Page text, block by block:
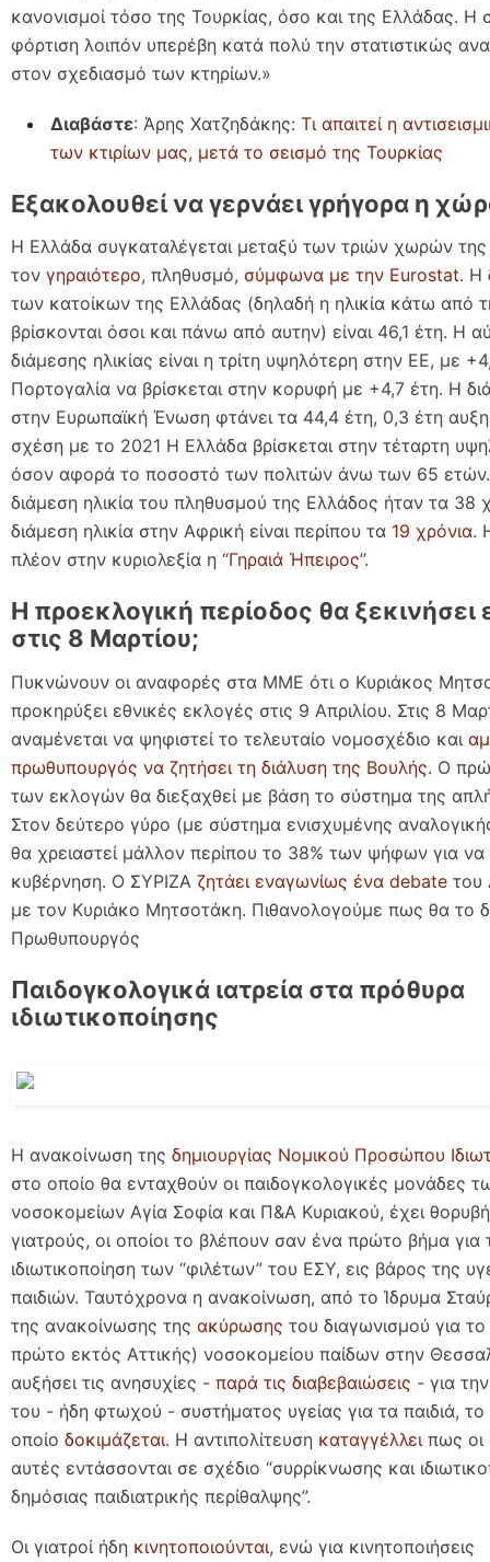
κανονισμοί τόσο της Τουρκίας, όσο και της Ελλάδας. Η
φόρτιση λοιπόν υπερέβη κατά πολύ την στατιστικώς
στον σχεδιασμό των κτηρίων.»
Διαβάστε: Άρης Χατζηδάκης: Τι απαιτεί η
των κτιρίων μας, μετά το σεισμό της Τουρκίας
Εξακολουθεί να γερνάει γρήγορα η
Η Ελλάδα συγκαταλέγεται μεταξύ των τριών χωρών
τον γηραιότερο, πληθυσμό, σύμφωνα με την Eurostat. Η
των κατοίκων της Ελλάδας (δηλαδή η ηλικία κάτω από
βρίσκονται όσοι και πάνω από αυτην) είναι 46,1 έτη. Η
διάμεσης ηλικίας είναι η τρίτη υψηλότερη στην ΕΕ, με
Πορτογαλία να βρίσκεται στην κορυφή με +4,7 έτη. Η
στην Ευρωπαϊκή Ένωση φτάνει τα 44,4 έτη, 0,3 έτη
σχέση με το 2021 Η Ελλάδα βρίσκεται στην τέταρτη
όσον αφορά το ποσοστό των πολιτών άνω των 65
διάμεση ηλικία του πληθυσμού της Ελλάδος ήταν τα 38
διάμεση ηλικία στην Αφρική είναι περίπου τα 19 χρόνια.
πλέον στην κυριολεξία η “Γηραιά Ήπειρος”.
Η προεκλογική περίοδος θα ξεκινήσει
στις 8 Μαρτίου;
Πυκνώνουν οι αναφορές στα ΜΜΕ ότι ο Κυριάκος
προκηρύξει εθνικές εκλογές στις 9 Απριλίου. Στις 8
αναμένεται να ψηφιστεί το τελευταίο νομοσχέδιο και
πρωθυπουργός να ζητήσει τη διάλυση της Βουλής. Ο
των εκλογών θα διεξαχθεί με βάση το σύστημα της
Στον δεύτερο γύρο (με σύστημα ενισχυμένης
θα χρειαστεί μάλλον περίπου το 38% των ψήφων για να
κυβέρνηση. O ΣΥΡΙΖΑ ζητάει εναγωνίως ένα debate του
με τον Κυριάκο Μητσοτάκη. Πιθανολογούμε πως θα το
Πρωθυπουργός
Παιδογκολογικά ιατρεία στα πρόθυρα
ιδιωτικοποίησης
Η ανακοίνωση της δημιουργίας Νομικού Προσώπου
στο οποίο θα ενταχθούν οι παιδογκολογικές μονάδες
νοσοκομείων Αγία Σοφία και Π&Α Κυριακού, έχει
γιατρούς, οι οποίοι το βλέπουν σαν ένα πρώτο βήμα για
ιδιωτικοποίηση των “φιλέτων” του ΕΣΥ, εις βάρος της
παιδιών. Ταυτόχρονα η ανακοίνωση, από το Ίδρυμα
της ανακοίνωσης της ακύρωσης του διαγωνισμού για
πρώτο εκτός Αττικής) νοσοκομείου παίδων στην
αυξήσει τις ανησυχίες - παρά τις διαβεβαιώσεις - για
του - ήδη φτωχού - συστήματος υγείας για τα παιδιά, το
οποίο δοκιμάζεται. Η αντιπολίτευση καταγγέλλειπως οι
αυτές εντάσσονται σε σχέδιο “συρρίκνωσης και
δημόσιας παιδιατρικής περίθαλψης”.
Οι γιατροί ήδη κινητοποιούνται, ενώ για κινητοποιήσεις